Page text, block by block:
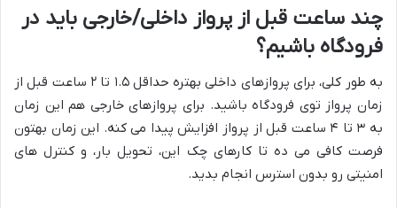
چند ساعت قبل از پرواز داخلی/خارجی باید در
فرودگاه باشیم؟
به طور کلی، برای پروازهای داخلی بهتره حداقل ۱.۵ تا ۲ ساعت قبل از
زمان پرواز توی فرودگاه باشید. برای پروازهای خارجی هم این زمان
به ۳ تا ۴ ساعت قبل از پرواز افزایش پیدا می کنه. این زمان بهتون
فرصت کافی می ده تا کارهای چک این، تحویل بار، و کنترل های
امنیتی رو بدون استرس انجام بدید.